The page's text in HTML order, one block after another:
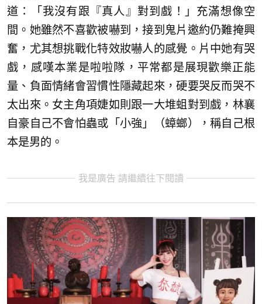
道：「我沒有跟『真人』對到戲！」充滿想像空
間。她雖然不喜歡被嚇到，接到鬼片邀約仍難掩興
奮，尤其想挑戰化特效妝嚇人的感覺。片中她有哭
戲，感嘆本業是啦啦隊，平常都是展現歡樂正能
量、負面情緒會習慣性隱藏起來，硬要哭反而哭不
太出來。女主角項婕如則跟一大堆蛆對到戲，林襄
自豪自己不會怕蟲或「小強」（蟑螂），稱自己根
本是男的。
我是廣告 請繼續往下閱讀